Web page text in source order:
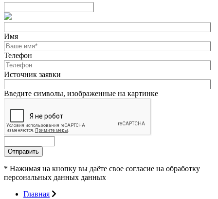
Имя
Телефон
Источник заявки
Введите символы, изображенные на картинке
Отправить
* Нажимая на кнопку вы даёте свое согласие на обработку
персональных данных данных
Главная